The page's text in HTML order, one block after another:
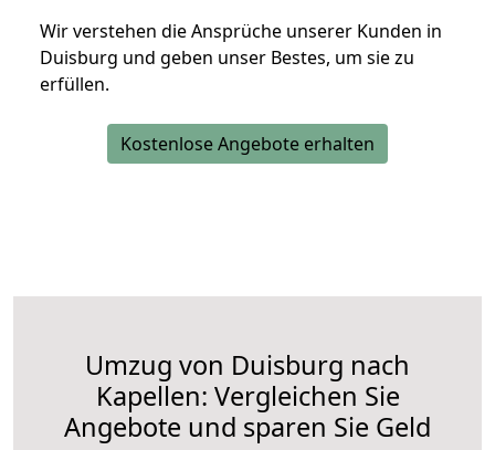
Wir verstehen die Ansprüche unserer Kunden in
Duisburg und geben unser Bestes, um sie zu
erfüllen.
Kostenlose Angebote erhalten
Umzug von Duisburg nach
Kapellen: Vergleichen Sie
Angebote und sparen Sie Geld